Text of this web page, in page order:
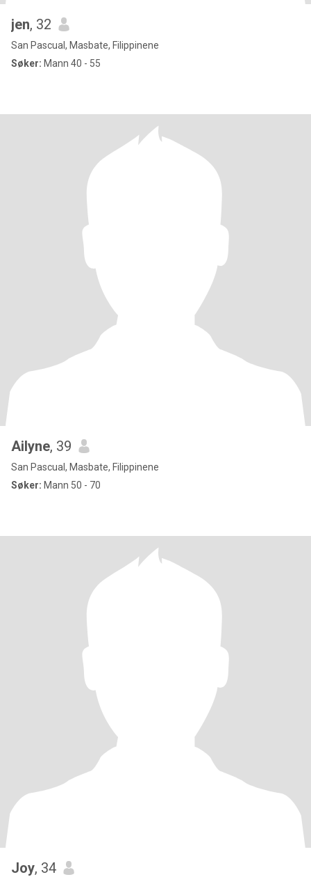
jen, 32
San Pascual, Masbate, Filippinene
Søker: Mann 40 - 55
Ailyne, 39
San Pascual, Masbate, Filippinene
Søker: Mann 50 - 70
Joy, 34